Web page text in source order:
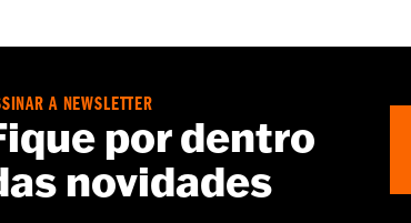
A NEWSLETTER
por dentro
novidades